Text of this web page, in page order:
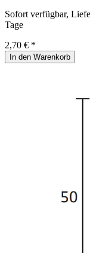
Sofort verfügbar,
Tage
2,70 € *
In den Warenkorb